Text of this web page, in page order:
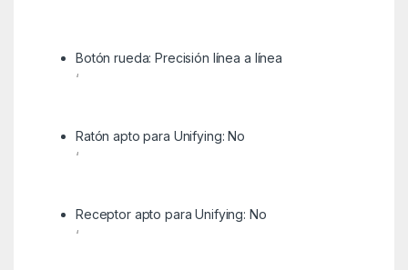
Botón rueda: Precisión línea a línea
‘
Ratón apto para Unifying: No
‘
Receptor apto para Unifying: No
‘